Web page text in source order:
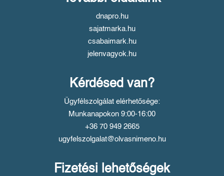
dnapro.hu
sajatmarka.hu
csabaimark.hu
jelenvagyok.hu
Kérdésed van?
Ügyfélszolgálat elérhetősége:
Munkanapokon 9:00-16:00
+36 70 949 2665
ugyfelszolgalat@olvasnimeno.hu
Fizetési lehetőségek